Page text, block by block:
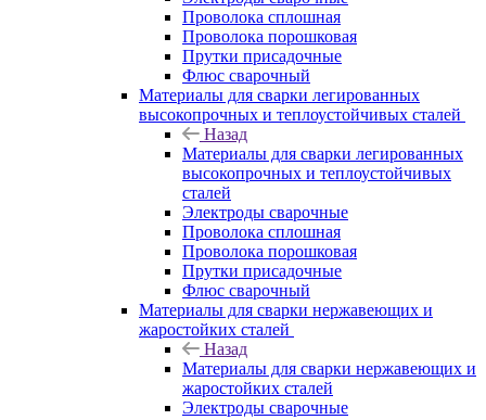
Проволока сплошная
Проволока порошковая
Прутки присадочные
Флюс сварочный
Материалы для сварки легированных
высокопрочных и теплоустойчивых сталей
Назад
Материалы для сварки легированных
высокопрочных и теплоустойчивых
сталей
Электроды сварочные
Проволока сплошная
Проволока порошковая
Прутки присадочные
Флюс сварочный
Материалы для сварки нержавеющих и
жаростойких сталей
Назад
Материалы для сварки нержавеющих и
жаростойких сталей
Электроды сварочные